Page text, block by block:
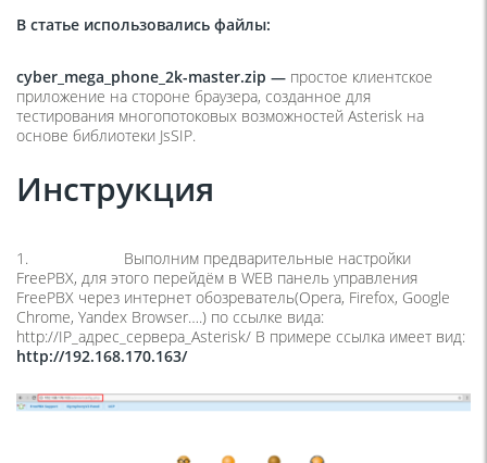
В статье использовались файлы:
cyber_mega_phone_2k-master.zip — простое клиентское
приложение на стороне браузера, созданное для
тестирования многопотоковых возможностей Asterisk на
основе библиотеки JsSIP.
Инструкция
1. Выполним предварительные настройки
FreePBX, для этого перейдём в WEB панель управления
FreePBX через интернет обозреватель(Opera, Firefox, Google
Chrome, Yandex Browser….) по ссылке вида:
http://IP_адрес_сервера_Asterisk/ В примере ссылка имеет вид:
http://192.168.170.163/